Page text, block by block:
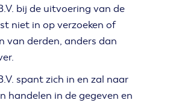
bij de uitvoering van de
niet in op verzoeken of
van derden, anders dan
spant zich in en zal naar
handelen in de gegeven en